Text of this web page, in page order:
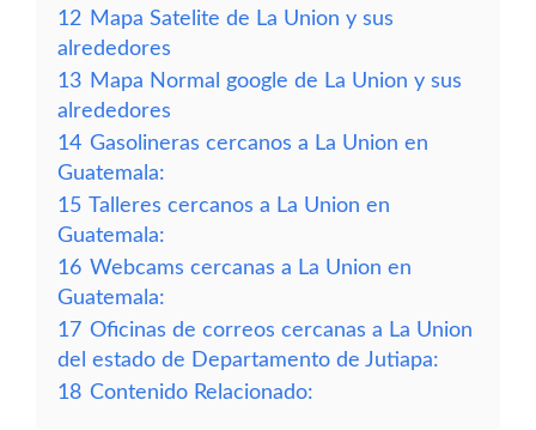
12 Mapa Satelite de La Union y sus
alrededores
13 Mapa Normal google de La Union y sus
alrededores
14 Gasolineras cercanos a La Union en
Guatemala:
15 Talleres cercanos a La Union en
Guatemala:
16 Webcams cercanas a La Union en
Guatemala:
17 Oficinas de correos cercanas a La Union
del estado de Departamento de Jutiapa:
18 Contenido Relacionado: